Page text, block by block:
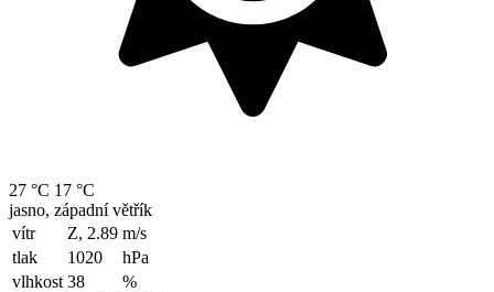
27 °C 17 °C
jasno, západní větřík
vítr
Z, 2.89 m/s
tlak
1020
hPa
vlhkost 38
%